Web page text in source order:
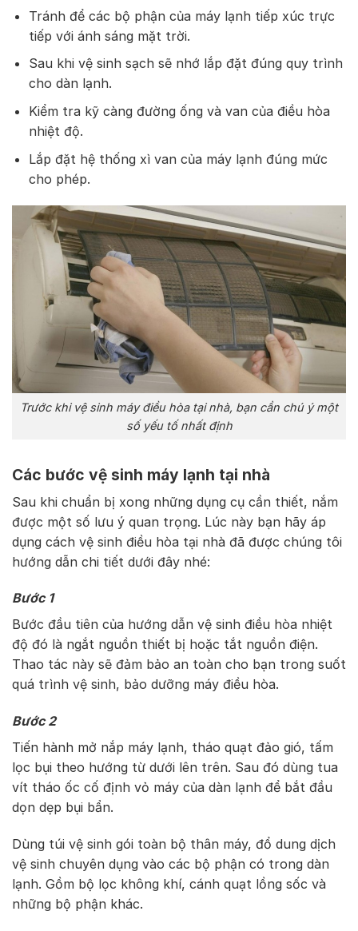
Tránh để các bộ phận của máy lạnh tiếp xúc trực
tiếp với ánh sáng mặt trời.
Sau khi vệ sinh sạch sẽ nhớ lắp đặt đúng quy trình
cho dàn lạnh.
Kiểm tra kỹ càng đường ống và van của điều hòa
nhiệt độ.
Lắp đặt hệ thống xì van của máy lạnh đúng mức
cho phép.
Trước khi vệ sinh máy điều hòa tại nhà, bạn cần chú ý một
số yếu tố nhất định
Các bước vệ sinh máy lạnh tại nhà
Sau khi chuẩn bị xong những dụng cụ cần thiết, nắm
được một số lưu ý quan trọng. Lúc này bạn hãy áp
dụng cách vệ sinh điều hòa tại nhà đã được chúng tôi
hướng dẫn chi tiết dưới đây nhé:
Bước 1
Bước đầu tiên của hướng dẫn vệ sinh điều hòa nhiệt
độ đó là ngắt nguồn thiết bị hoặc tắt nguồn điện.
Thao tác này sẽ đảm bảo an toàn cho bạn trong suốt
quá trình vệ sinh, bảo dưỡng máy điều hòa.
Bước 2
Tiến hành mở nắp máy lạnh, tháo quạt đảo gió, tấm
lọc bụi theo hướng từ dưới lên trên. Sau đó dùng tua
vít tháo ốc cố định vỏ máy của dàn lạnh để bắt đầu
dọn dẹp bụi bẩn.
Dùng túi vệ sinh gói toàn bộ thân máy, đổ dung dịch
vệ sinh chuyên dụng vào các bộ phận có trong dàn
lạnh. Gồm bộ lọc không khí, cánh quạt lồng sốc và
những bộ phận khác.